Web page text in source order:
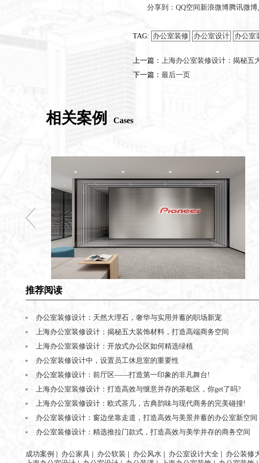
分享到： QQ空间 新浪微博腾讯微博
TAG: 办公室装修 办公室设计 办公室
上一篇： 上海办公室装修设计：揭秘五
下一篇： 最后一页
相关案例 Cases
推荐阅读
办公室装修设计：天然大理石，奢华与实用并蓄的职场新宠
上海办公室装修设计：揭秘五大装饰材料，打造高端商务空间
上海办公室装修设计：开放式办公区如何精选绿植
办公室装修设计中，设置员工休息室的重要性
办公室装修设计：前厅区——打造第一印象的非凡舞台!
上海办公室装修设计：打造高效与惬意并存的茶歇区，你get了吗?
上海办公室装修设计：欧式茶几，古典韵味与现代商务的完美碰撞!
办公室装修设计：窗边坐靠走道，打造高效与美景并蓄的办公室新空间
办公室装修设计：精选推拉门款式，打造高效与美学并存的商务空间
成功案例 办公家具 办公软装 办公风水 办公室设计大全 办公装修